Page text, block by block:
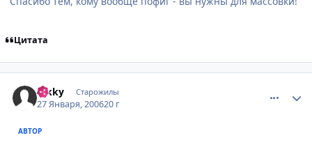
Цитата
hikky Старожилы
27 Января, 200620 г
АВТОР